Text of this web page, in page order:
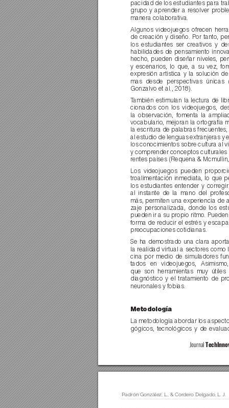
Journal
pacidad de los estudiantes para
grupo y aprender a resolver
manera colaborativa.
Algunos videojuegos ofrecen
de creación y diseño. Por tanto,
los estudiantes ser creativos y
habilidades de pensamiento
hecho, pueden diseñar niveles,
y escenarios, lo que, a su vez,
expresión artística y la solución
mas desde perspectivas únicas
Gonzalvo et al., 2018).
También estimulan la lectura de libr
cionados con los videojuegos,
la observación, fomenta la
vocabulario, mejoran la ortografía
la escritura de palabras
al estudio de lenguas extranjeras y
los conocimientos sobre cultura al
y comprender conceptos culturales
rentes países (Requena &
Los videojuegos pueden propor
troalimentación inmediata, lo que
los estudiantes entender y
al instante de la mano del
más, permiten una experiencia de
zaje personalizada, donde los
pueden ir a su propio ritmo.
forma de reducir el estrés y
preocupaciones cotidianas.
Se ha demostrado una clara
la realidad virtual a sectores como
cina por medio de simuladores
tados en videojuegos,
que son herramientas muy
diagnóstico y el tratamiento de
neuronales y fobias.
Metodología
La metodología abordar los
gógicos, tecnológicos y de
Padrón González, L., & Cordero Delgado, L. J.